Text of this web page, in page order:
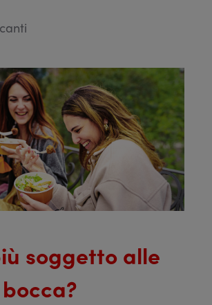
soggetto alle